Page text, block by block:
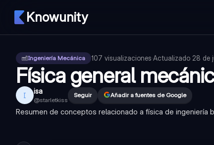
Knowunity
Ingeniería Mecánica 107 visualizaciones·Actualizado 28 de
Física general
I isa
@starletkiss
Seguir Añadir a fuentes de Google
Resumen de conceptos relacionado a física de ingeniería